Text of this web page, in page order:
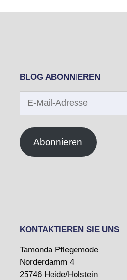
BLOG ABONNIEREN
Mail-
Abonnieren
KONTAKTIEREN SIE UNS
Tamonda Pflegemode
Norderdamm 4
25746 Heide/Holstein